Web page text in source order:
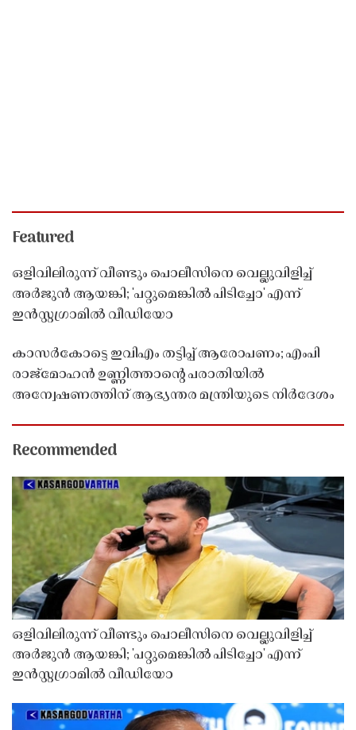
Featured
ഒളിവിലിരുന്ന് വീണ്ടും പൊലീസിനെ വെല്ലുവിളിച്ച്
അർജുൻ ആയങ്കി; 'പറ്റുമെങ്കിൽ പിടിച്ചോ' എന്ന്
ഇൻസ്റ്റഗ്രാമിൽ വീഡിയോ
കാസർകോട്ടെ ഇവിഎം തട്ടിപ്പ് ആരോപണം; എംപി
രാജ്‌മോഹൻ ഉണ്ണിത്താന്റെ പരാതിയിൽ
അന്വേഷണത്തിന് ആഭ്യന്തര മന്ത്രിയുടെ നിർദേശം
Recommended
ഒളിവിലിരുന്ന് വീണ്ടും പൊലീസിനെ വെല്ലുവിളിച്ച്
അർജുൻ ആയങ്കി; 'പറ്റുമെങ്കിൽ പിടിച്ചോ' എന്ന്
ഇൻസ്റ്റഗ്രാമിൽ വീഡിയോ